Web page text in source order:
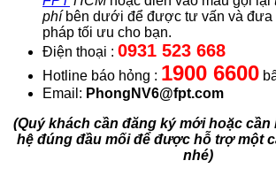
phíbên dưới để được tư vấn và đưa
pháp tối ưu cho bạn.
Điện thoại : 0931 523 668
Hotline báo hỏng : 1900 6600
Email: PhongNV6@fpt.com
(Quý khách cần đăng ký mới hoặc
hệ đúng đầu mối để được hỗ trợ một
nhé)